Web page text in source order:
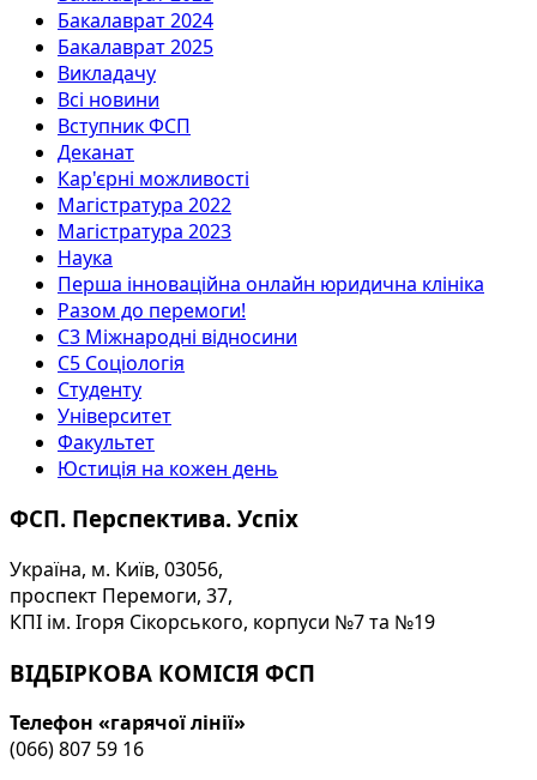
Бакалаврат 2024
Бакалаврат 2025
Викладачу
Всі новини
Вступник ФСП
Деканат
Кар'єрні можливості
Магістратура 2022
Магістратура 2023
Наука
Перша інноваційна онлайн юридична клініка
Разом до перемоги!
С3 Міжнародні відносини
С5 Соціологія
Студенту
Університет
Факультет
Юстиція на кожен день
ФСП. Перспектива. Успіх
Україна, м. Київ, 03056,
проспект Перемоги, 37,
КПІ ім. Ігоря Сікорського, корпуси №7 та №19
ВІДБІРКОВА КОМІСІЯ ФСП
Телефон «гарячої лінії»
(066) 807 59 16